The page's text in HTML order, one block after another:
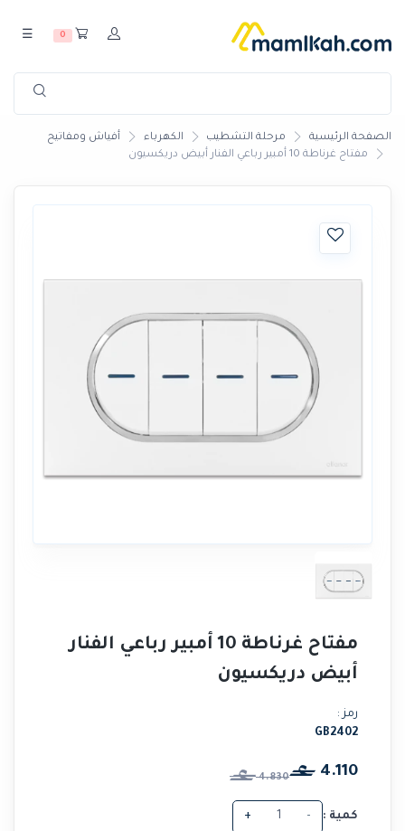
0
☰
الصفحة الرئيسية مرحلة التشطيب الكهرباء
أفياش ومفاتيح
مفتاح غرناطة 10 أمبير رباعي الفنار أبيض دريكسيون
مفتاح غرناطة 10 أمبير رباعي الفنار
أبيض دريكسيون
رمز :
GB2402
4.110
4.830
كمية : -
+